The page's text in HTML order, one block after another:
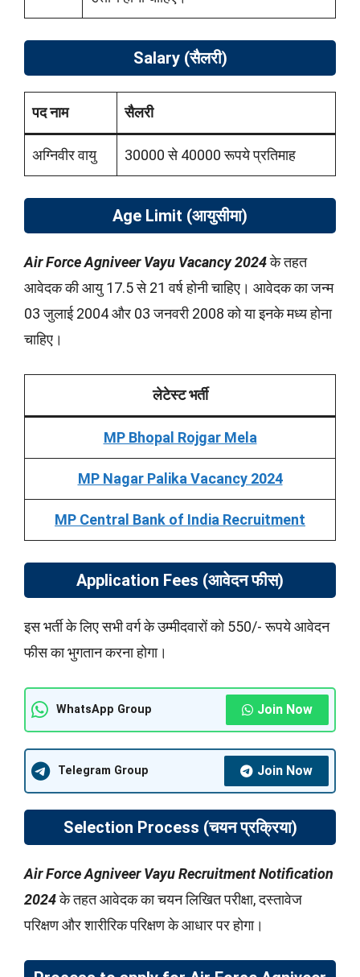
Salary (सैलरी)
पद नाम सैलरी
अग्निवीर वायु 30000 से 40000 रूपये प्रतिमाह
Age Limit (आयुसीमा)
Air Force Agniveer Vayu Vacancy 2024के तहत
आवेदक की आयु 17.5 से 21 वर्ष होनी चाहिए। आवेदक का जन्म
03 जुलाई 2004 और 03 जनवरी 2008 को या इनके मध्य होना
चाहिए।
लेटेस्ट भर्ती
MP Bhopal Rojgar Mela
MP Nagar Palika Vacancy 2024
MP Central Bank of India Recruitment
Application Fees (आवेदन फीस)
इस भर्ती के लिए सभी वर्ग के उम्मीदवारों को 550/- रूपये आवेदन
फीस का भुगतान करना होगा।
WhatsApp Group Join Now
Telegram Group Join Now
Selection Process (चयन प्रक्रिया)
Air Force Agniveer Vayu Recruitment Notification
2024के तहत आवेदक का चयन लिखित परीक्षा, दस्तावेज
परिक्षण और शारीरिक परिक्षण के आधार पर होगा।